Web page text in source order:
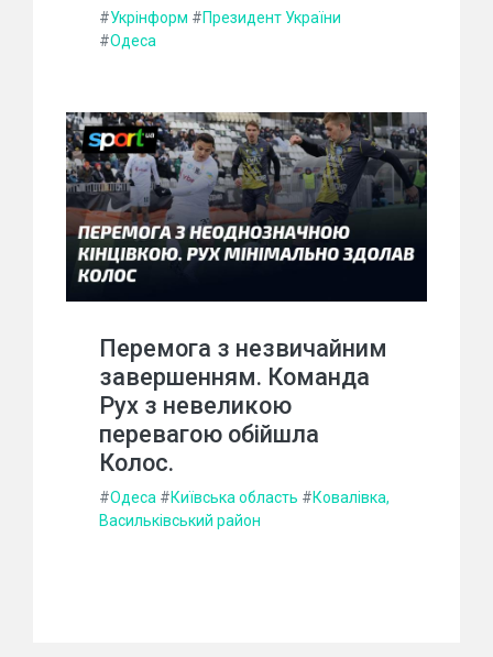
#Укрінформ #Президент України
#Одеса
Перемога з незвичайним
завершенням. Команда
Рух з невеликою
перевагою обійшла
Колос.
#Одеса #Київська область #Ковалівка,
Васильківський район